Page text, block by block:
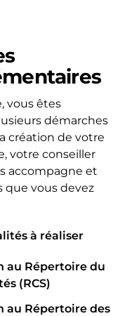
vous êtes
démarches
création de votre
votre conseiller
accompagne et
que vous devez
à réaliser
au Répertoire du
(RCS)
Répertoire des